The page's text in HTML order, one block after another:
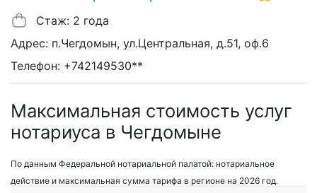
Стаж: 2 года
Адрес: п.Чегдомын, ул.Центральная, д.51, оф.6
Телефон: +742149530**
Максимальная стоимость услуг
нотариуса в Чегдомыне
По данным Федеральной нотариальной палатой: нотариальное
действие и максимальная сумма тарифа в регионе на 2026 год.